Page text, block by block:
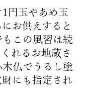
円玉やあめ玉
お供えすると
この風習は続
れるお地蔵さ
仏でうるし塗
にも指定され